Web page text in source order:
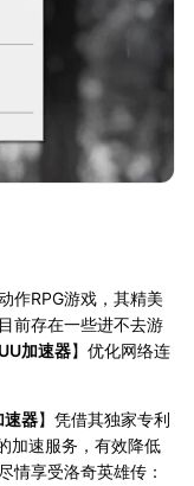
作RPG游戏，其精美
前存在一些进不去游
UU加速器】优化网络连
速器】凭借其独家专利
加速服务，有效降低
情享受洛奇英雄传：